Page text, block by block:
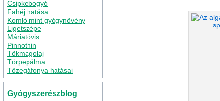
Csipkebogyó
Fahéj hatása
Komló mint gyógynövény
Ligetszépe
Máriatövis
Pinnothin
Tökmagolaj
Törpepálma
Tőzegáfonya hatásai
Gyógyszerészblog